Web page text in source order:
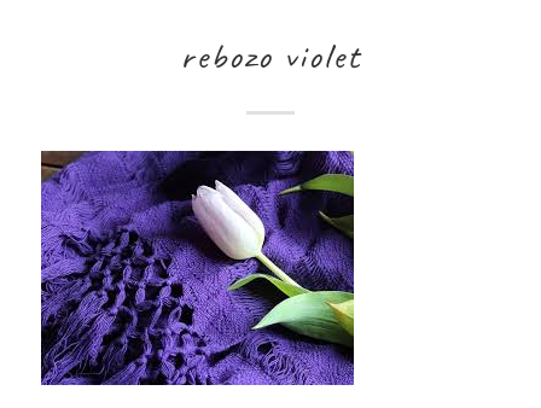
rebozo violet